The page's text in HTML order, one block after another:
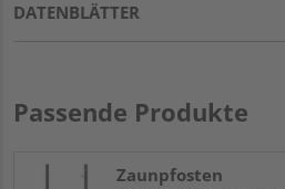
DATENBLÄTTER
Passende Produkte
Zaunpfosten